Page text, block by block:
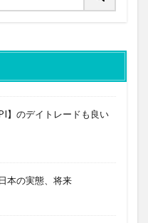
】のデイトレードも良い
本の実態、将来